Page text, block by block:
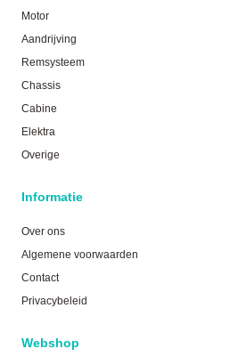
Motor
Aandrijving
Remsysteem
Chassis
Cabine
Elektra
Overige
Informatie
Over ons
Algemene voorwaarden
Contact
Privacybeleid
Webshop